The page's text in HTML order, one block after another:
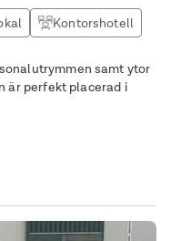
Kontorshotell
samt ytor
är perfekt placerad i